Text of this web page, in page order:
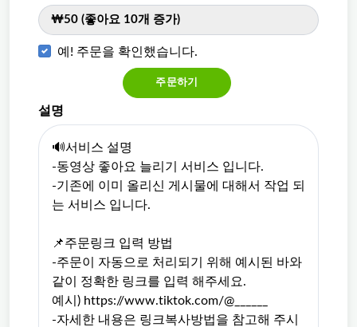
₩50 (좋아요 10개 증가)
예! 주문을 확인했습니다.
주문하기
설명
🔊서비스 설명
-동영상 좋아요 늘리기 서비스 입니다.
-기존에 이미 올리신 게시물에 대해서 작업 되
는 서비스 입니다.
📌주문링크 입력 방법
-주문이 자동으로 처리되기 위해 예시된 바와
같이 정확한 링크를 입력 해주세요.
예시) https://www.tiktok.com/@______
-자세한 내용은 링크복사방법을 참고해 주시